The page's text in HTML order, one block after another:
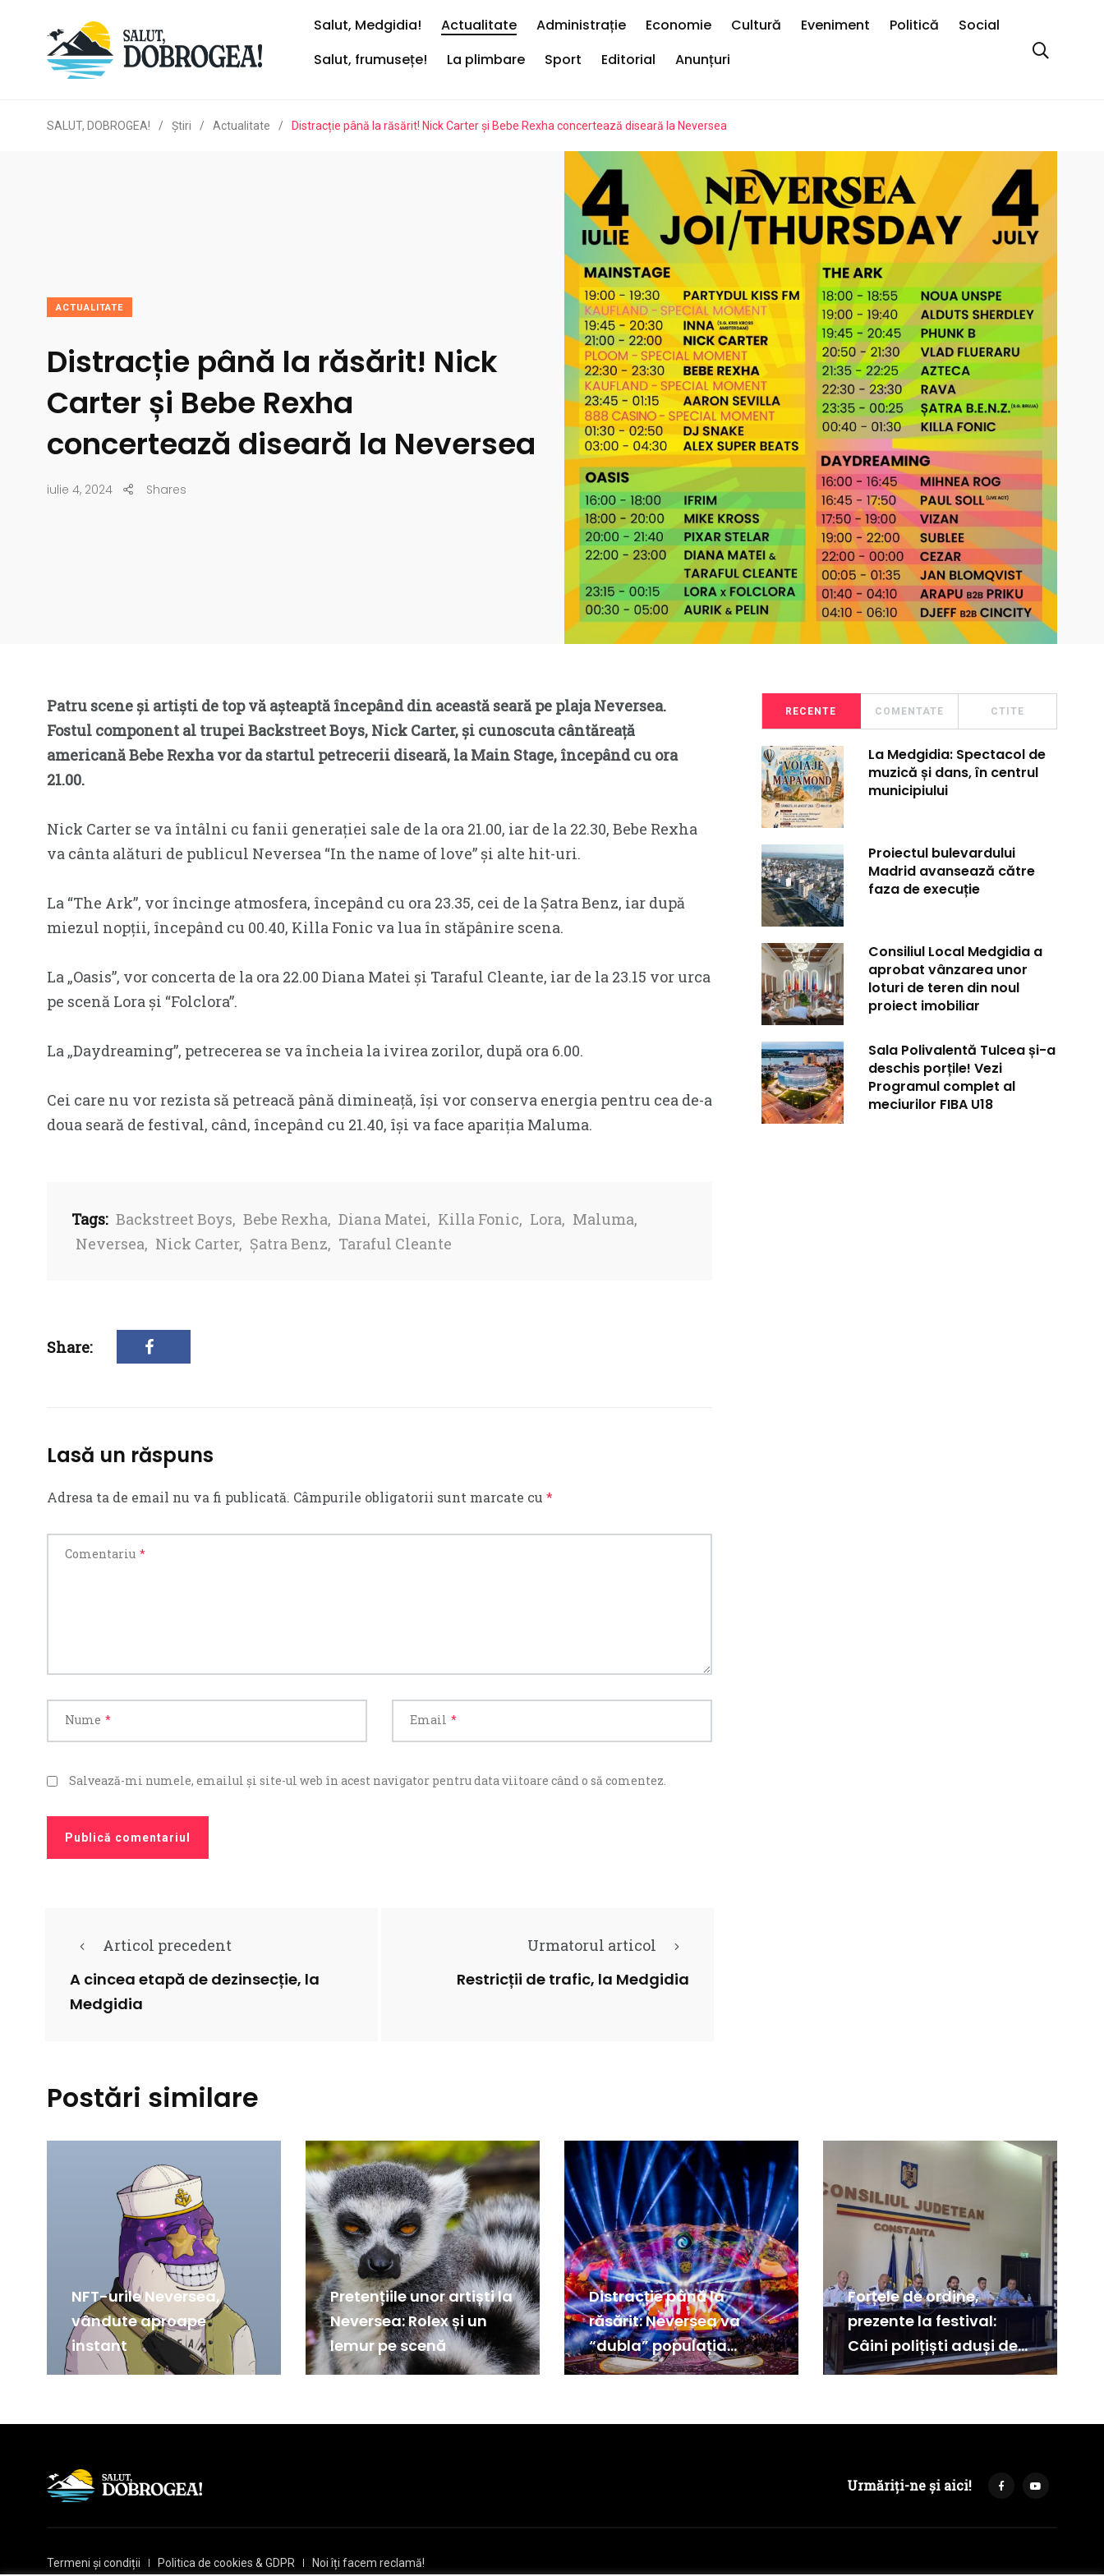
Salut, Medgidia! Actualitate Administrație Economie Cultură Eveniment Politică
Social
Salut, frumusețe!
La plimbare Sport Editorial Anunțuri
SALUT, DOBROGEA! / Ştiri / Actualitate / Distracție până la răsărit! Nick Carter și Bebe Rexha concertează diseară la Neversea
ACTUALITATE
Distracție până la răsărit! Nick
Carter și Bebe Rexha
concertează diseară la Neversea
iulie 4, 2024 Shares
Patru scene și artiști de top vă așteaptă începând din această seară pe plaja Neversea.
Fostul component al trupei Backstreet Boys, Nick Carter, și cunoscuta cântăreață
americană Bebe Rexha vor da startul petrecerii diseară, la Main Stage, începând cu ora
21.00.
Nick Carter se va întâlni cu fanii generației sale de la ora 21.00, iar de la 22.30, Bebe Rexha
va cânta alături de publicul Neversea “In the name of love” și alte hit-uri.
La “The Ark”, vor încinge atmosfera, începând cu ora 23.35, cei de la Șatra Benz, iar după
miezul nopții, începând cu 00.40, Killa Fonic va lua în stăpânire scena.
La „Oasis”, vor concerta de la ora 22.00 Diana Matei și Taraful Cleante, iar de la 23.15 vor urca
pe scenă Lora și “Folclora”.
La „Daydreaming”, petrecerea se va încheia la ivirea zorilor, după ora 6.00.
Cei care nu vor rezista să petreacă până dimineață, își vor conserva energia pentru cea de-a
doua seară de festival, când, începând cu 21.40, își va face apariția Maluma.
Tags: Backstreet Boys, Bebe Rexha, Diana Matei, Killa Fonic, Lora, Maluma,
Neversea, Nick Carter, Șatra Benz, Taraful Cleante
Share:
Lasă un răspuns
Adresa ta de email nu va fi publicată. Câmpurile obligatorii sunt marcate cu *
Comentariu *
Nume * Email *
Salvează-mi numele, emailul și site-ul web în acest navigator pentru data viitoare când o să comentez.
Articol precedent
A cincea etapă de dezinsecție, la
Medgidia
Urmatorul articol
Restricții de trafic, la Medgidia
RECENTE COMENTATE CTITE
La Medgidia: Spectacol de
muzică și dans, în centrul
municipiului
Proiectul bulevardului
Madrid avansează către
faza de execuție
Consiliul Local Medgidia a
aprobat vânzarea unor
loturi de teren din noul
proiect imobiliar
Sala Polivalentă Tulcea și-a
deschis porțile! Vezi
Programul complet al
meciurilor FIBA U18
Postări similare
NFT-urile Neversea,
vândute aproape
instant
Pretențiile unor artiști la
Neversea: Rolex și un
lemur pe scenă
Distracție până la
răsărit: Neversea va
“dubla” populația
Constanței
Forțele de ordine,
prezente la festival:
Câini polițiști aduși de
la Sibiu special pentru
Urmăriți-ne și aici!
Termeni și condiții Politica de cookies & GDPR Noi îți facem reclamă!